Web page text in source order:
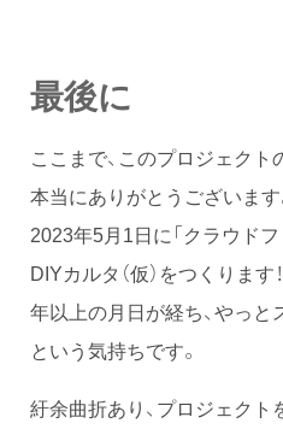
最後に
ここまで、このプロジェクト
本当にありがとうございます
2023年5月1日に「クラウド
DIYカルタ（仮）をつくりま
年以上の月日が経ち、やっと
という気持ちです。
紆余曲折あり、プロジェク